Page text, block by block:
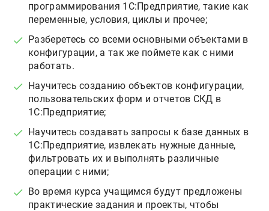
программирования 1С:Предприятие, такие как
переменные, условия, циклы и прочее;
Разберетесь со всеми основными объектами в
конфигурации, а так же поймете как с ними
работать.
Научитесь созданию объектов конфигурации,
пользовательских форм и отчетов СКД в
1С:Предприятие;
Научитесь создавать запросы к базе данных в
1С:Предприятие, извлекать нужные данные,
фильтровать их и выполнять различные
операции с ними;
Во время курса учащимся будут предложены
практические задания и проекты, чтобы